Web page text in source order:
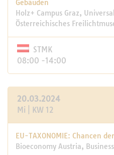
Gebäuden
Holz+ Campus Graz,
Österreichisches
STMK
08:00 -14:00
20.03.2024
Mi | KW 12
EU-TAXONOMIE: Chancen
Bioeconomy Austria,